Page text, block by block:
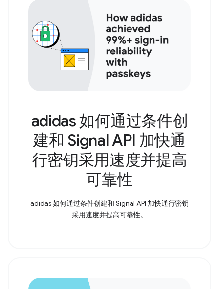
adidas 如何通过条件创
建和 Signal API 加快通
行密钥采用速度并提高
可靠性
adidas 如何通过条件创建和 Signal API 加快通行密钥
采用速度并提高可靠性。